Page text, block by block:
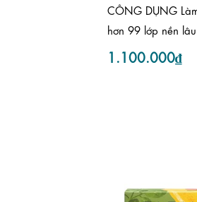
CÔNG DỤNG
hơn 99 lớp nền
1.100.000₫